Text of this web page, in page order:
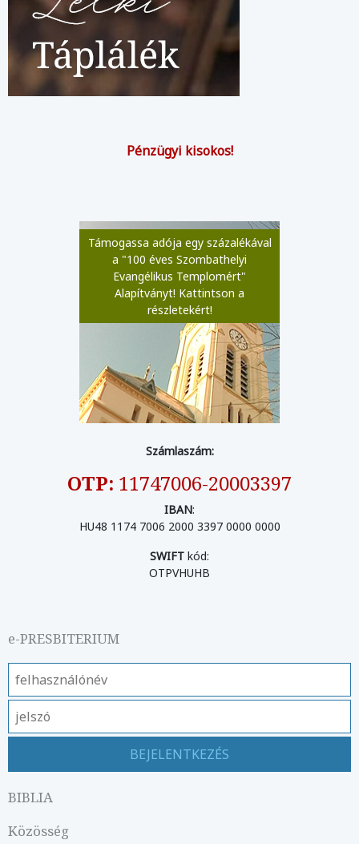
Pénzügyi kisokos!
Támogassa adója egy százalékával
a "100 éves Szombathelyi
Evangélikus Templomért"
Alapítványt! Kattintson a
részletekért!
Számlaszám:
OTP: 11747006-20003397
IBAN:
HU48 1174 7006 2000 3397 0000 0000
SWIFT kód:
OTPVHUHB
e-PRESBITERIUM
BIBLIA
Közösség